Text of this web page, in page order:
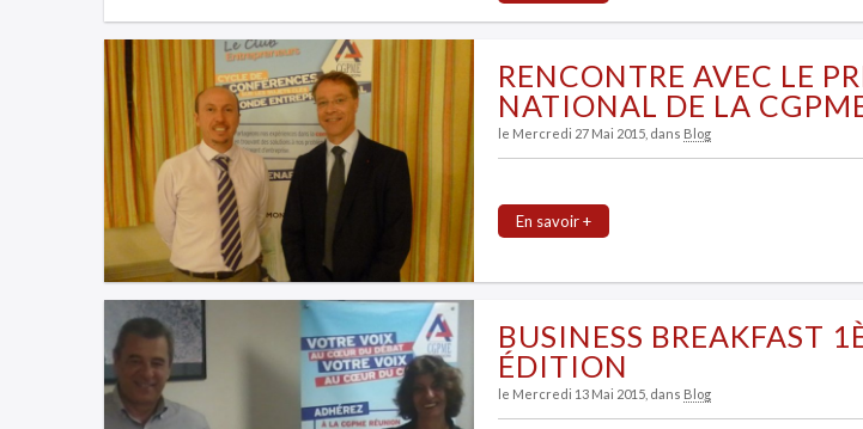
RENCONTRE AVEC LE
NATIONAL DE LA
le Mercredi 27 Mai 2015 , dans Blog
En savoir +
BUSINESS BREAKFAST
ÉDITION
le Mercredi 13 Mai 2015 , dans Blog